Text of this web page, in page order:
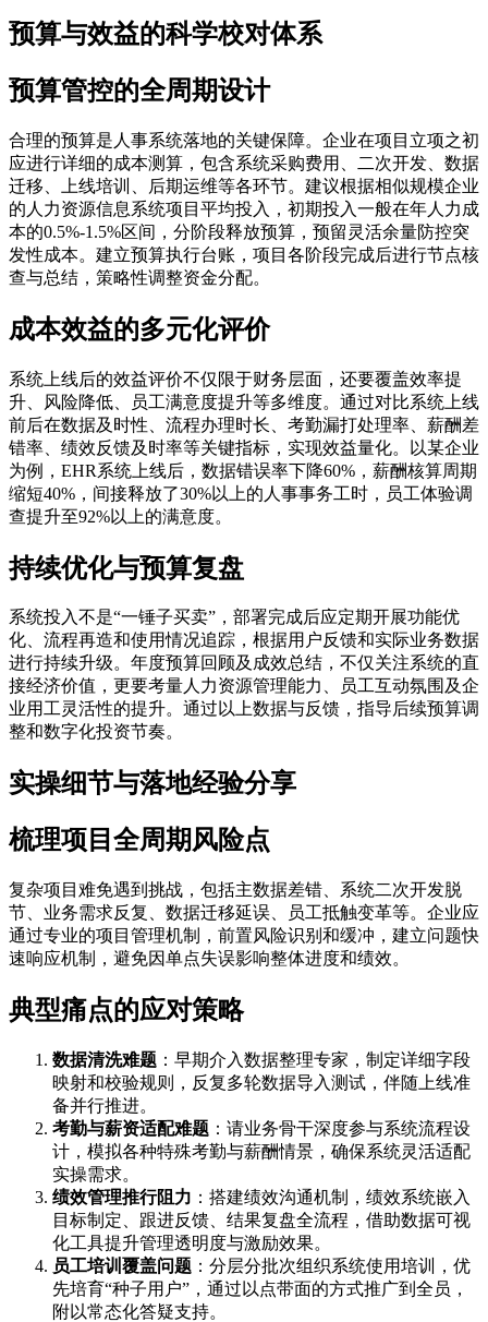
预算与效益的科学校对体系
预算管控的全周期设计
合理的预算是人事系统落地的关键保障。企业在项目立项之初
应进行详细的成本测算，包含系统采购费用、二次开发、数据
迁移、上线培训、后期运维等各环节。建议根据相似规模企业
的人力资源信息系统项目平均投入，初期投入一般在年人力成
本的0.5%-1.5%区间，分阶段释放预算，预留灵活余量防控突
发性成本。建立预算执行台账，项目各阶段完成后进行节点核
查与总结，策略性调整资金分配。
成本效益的多元化评价
系统上线后的效益评价不仅限于财务层面，还要覆盖效率提
升、风险降低、员工满意度提升等多维度。通过对比系统上线
前后在数据及时性、流程办理时长、考勤漏打处理率、薪酬差
错率、绩效反馈及时率等关键指标，实现效益量化。以某企业
为例，EHR系统上线后，数据错误率下降60%，薪酬核算周期
缩短40%，间接释放了30%以上的人事事务工时，员工体验调
查提升至92%以上的满意度。
持续优化与预算复盘
系统投入不是“一锤子买卖”，部署完成后应定期开展功能优
化、流程再造和使用情况追踪，根据用户反馈和实际业务数据
进行持续升级。年度预算回顾及成效总结，不仅关注系统的直
接经济价值，更要考量人力资源管理能力、员工互动氛围及企
业用工灵活性的提升。通过以上数据与反馈，指导后续预算调
整和数字化投资节奏。
实操细节与落地经验分享
梳理项目全周期风险点
复杂项目难免遇到挑战，包括主数据差错、系统二次开发脱
节、业务需求反复、数据迁移延误、员工抵触变革等。企业应
通过专业的项目管理机制，前置风险识别和缓冲，建立问题快
速响应机制，避免因单点失误影响整体进度和绩效。
典型痛点的应对策略
数据清洗难题 ：早期介入数据整理专家，制定详细字段
映射和校验规则，反复多轮数据导入测试，伴随上线准
备并行推进。
考勤与薪资适配难题 ：请业务骨干深度参与系统流程设
计，模拟各种特殊考勤与薪酬情景，确保系统灵活适配
实操需求。
绩效管理推行阻力 ：搭建绩效沟通机制，绩效系统嵌入
目标制定、跟进反馈、结果复盘全流程，借助数据可视
化工具提升管理透明度与激励效果。
员工培训覆盖问题 ：分层分批次组织系统使用培训，优
先培育“种子用户”，通过以点带面的方式推广到全员，
附以常态化答疑支持。